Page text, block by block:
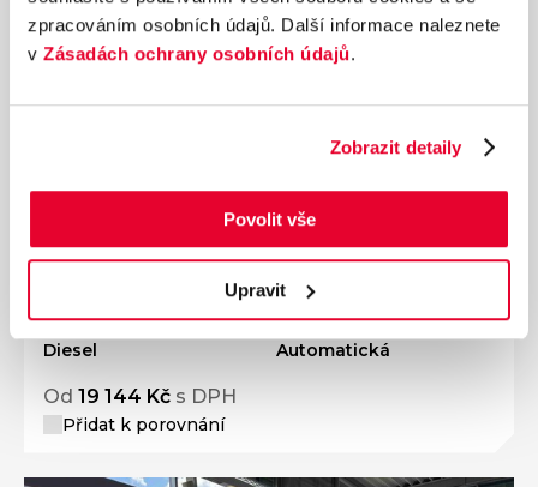
zpracováním osobních údajů. Další informace naleznete
v Zásadách ochrany osobních údajů.
Zobrazit detaily
Povolit vše
Upravit
Ročník2026
MAZDA 2026 CX-60 5WGN 3.3L e-SKYACTIV
187 kW
Palivo
Diesel
Převodovka
Automatická
Od 19 144 Kč s DPH
Přidat k porovnání